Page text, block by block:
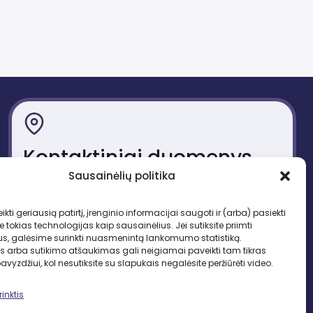
Sausainėlių politika
geriausią patirtį, įrenginio informacijai saugoti ir (arba) pasiekti
tokias technologijas kaip sausainėlius. Jei sutiksite priimti
galėsime surinkti nuasmenintą lankomumo statistiką.
arba sutikimo atšaukimas gali neigiamai paveikti tam tikras
kol nesutiksite su slapukais negalėsite peržiūrėti video.
Kontaktiniai duomenys
Tel. +370 683 95403
El. paštas: lbd.sekretore@gmail.com